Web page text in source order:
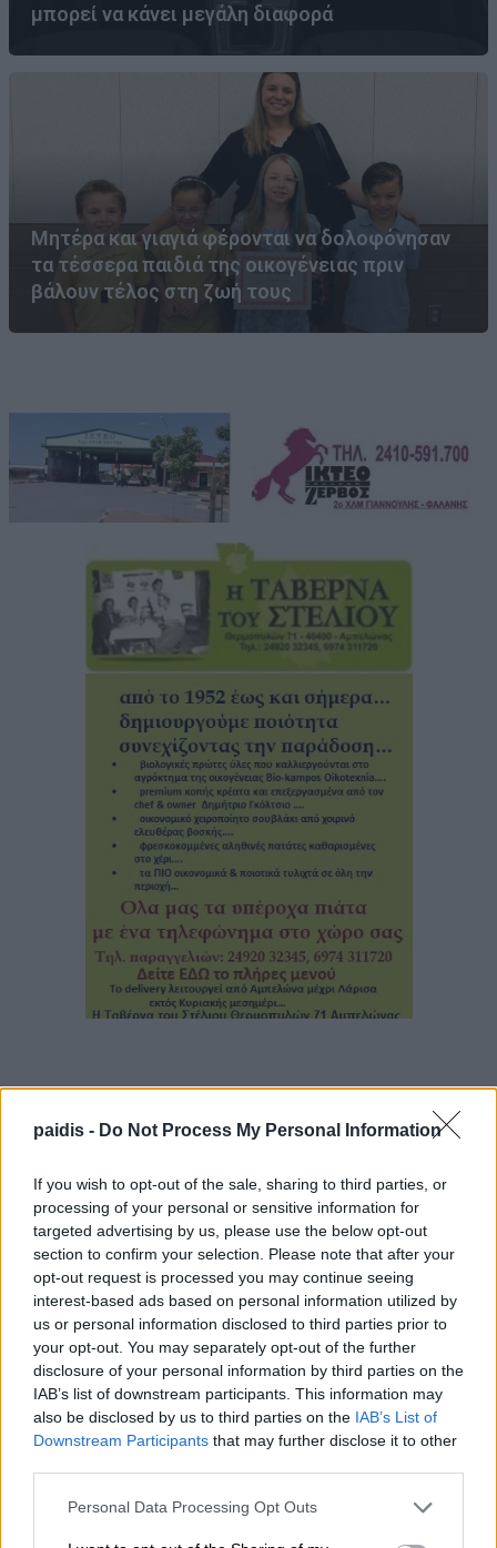
paidis - Do Not Process My Personal Information
If you wish to opt-out of the sale, sharing to third parties, or
processing of your personal or sensitive information for
targeted advertising by us, please use the below opt-out
section to confirm your selection. Please note that after your
opt-out request is processed you may continue seeing
interest-based ads based on personal information utilized by
us or personal information disclosed to third parties prior to
your opt-out. You may separately opt-out of the further
disclosure of your personal information by third parties on the
IAB’s list of downstream participants. This information may
also be disclosed by us to third parties on the IAB’s List of
Downstream Participants that may further disclose it to other
Personal Data Processing Opt Outs
μπορεί να κάνει μεγάλη διαφορά
Μητέρα και γιαγιά φέρονται να δολοφόνησαν
τα τέσσερα παιδιά της οικογένειας πριν
βάλουν τέλος στη ζωή τους
▌ΤΕΛΕΥΤΑΙΑ ΝΕΑ